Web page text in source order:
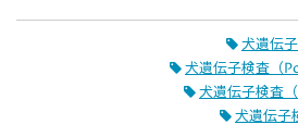
犬遺伝
犬遺伝子検査（
犬遺伝子検査
犬遺伝子